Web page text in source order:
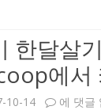
한달살
에서
10-14
치
에 댓글